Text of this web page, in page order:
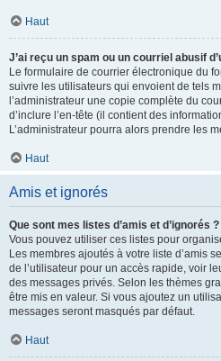
Haut
J’ai reçu un spam ou un courriel abusif
Le formulaire de courrier électronique du
suivre les utilisateurs qui envoient de tels
l’administrateur une copie complète du
d’inclure l’en-tête (il contient des
L’administrateur pourra alors prendre les
Haut
Amis et ignorés
Que sont mes listes d’amis et d’ignorés ?
Vous pouvez utiliser ces listes pour
Les membres ajoutés à votre liste d’amis
de l’utilisateur pour un accès rapide, voir
des messages privés. Selon les thèmes
être mis en valeur. Si vous ajoutez un
messages seront masqués par défaut.
Haut